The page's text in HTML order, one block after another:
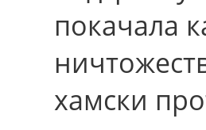
покачала
хамски